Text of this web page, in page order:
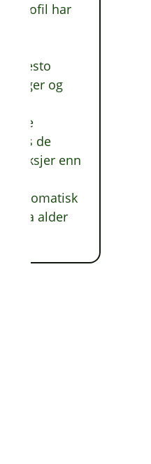
profil har
desto
og
hvis de
aksjer enn
automatisk
30 fra alder